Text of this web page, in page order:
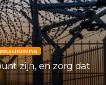
zijn, en zorg dat